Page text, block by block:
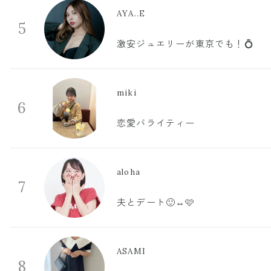
5
AYA..E
激安ジュエリーが東京でも！💍
6
miki
恋愛バライティー
7
aloha
夫とデート🙂‍↔️🩷
8
ASAMI